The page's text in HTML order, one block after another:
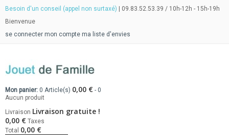
Besoin d'un conseil (appel non surtaxé) | 09.83.52.53.39 / 10h-12h - 15h-19h
Bienvenue
se connecter mon compte ma liste d'envies
Mon panier: 0 Article(s) 0,00 € - 0
Aucun produit
Livraison Livraison gratuite !
0,00 € Taxes
Total 0,00 €